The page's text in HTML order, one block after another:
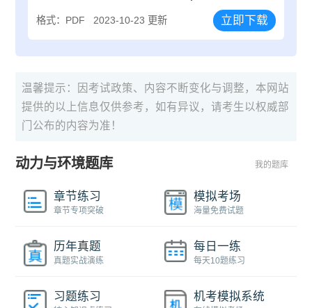
格式：PDF 2023-10-23 更新 立即下载
温馨提示：因考试政策、内容不断变化与调整，本网站
提供的以上信息仅供参考，如有异议，请考生以权威部
门公布的内容为准！
动力与环境题库 我的题库
章节练习
章节专项突破
模拟考场
海量免费试题
历年真题
真题实战演练
每日一练
每天10题练习
习题练习 机考模拟系统